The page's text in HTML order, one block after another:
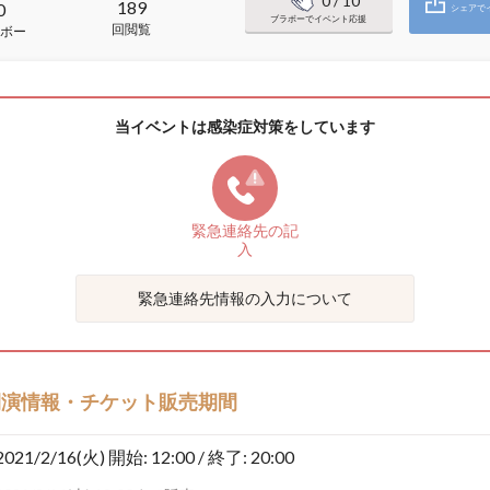
ー
189
回閲覧
ブラボーでイベント応援
シェアで
当イベントは感染症対策をしています
緊急連絡先の記
入
緊急連絡先情報の入力について
情報・チケット販売期間
2/16(火) 開始: 12:00 / 終了: 20:00